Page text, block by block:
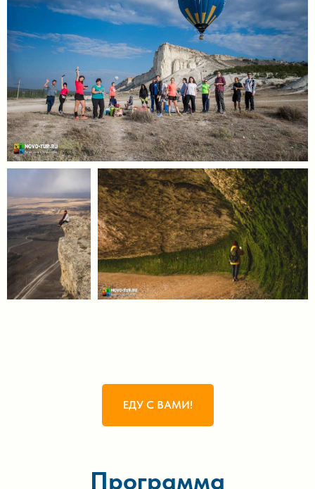
ЕДУ С ВАМИ!
Программа